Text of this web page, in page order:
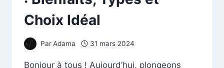
Choix Idéal
ParAdama 31 mars 2024
Bonjour à tous ! Aujourd’hui, plongeons